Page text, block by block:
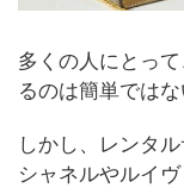
多くの人にとっ
るのは簡単ではな
しかし、レンタ
シャネルやルイ